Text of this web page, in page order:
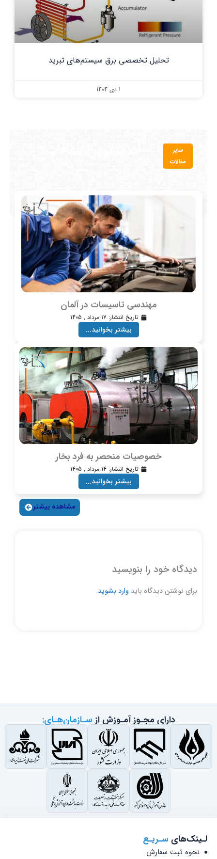
تحلیل تخصصی برق سیستم‌های تبرید
1 دی 1404
سایر
مقالات
مهندسی تاسیسات در آلمان
تاریخ انتشار: 17 مرداد , 1405
بیشتر بخوانید...
خصوصیات منحصر به فرد بخار
تاریخ انتشار: 14 مرداد , 1405
بیشتر بخوانید...
مشاهده بیشتر
دیدگاه‌ خود را بنویسید
برای نوشتن دیدگاه باید وارد بشوید.
دارای مجـوز آمـوزش از سـازمان‌هـای:
لـینک‌های سـریـع
نحوه ثبت سفارش